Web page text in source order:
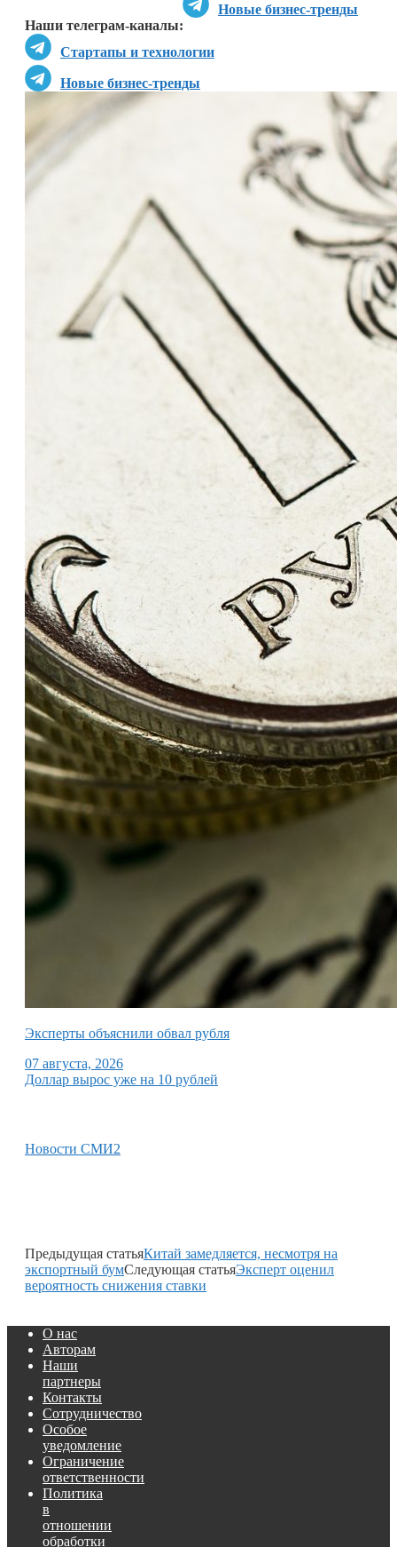
Новые бизнес-тренды
Наши телеграм-каналы:
Стартапы и технологии
Новые бизнес-тренды
Эксперты объяснили обвал рубля
07 августа, 2026
Доллар вырос уже на 10 рублей
Новости СМИ2
Предыдущая статьяКитай замедляется, несмотря на
экспортный бумСледующая статьяЭксперт оценил
вероятность снижения ставки
О нас
Авторам
Наши
партнеры
Контакты
Сотрудничество
Особое
уведомление
Ограничение
ответственности
Политика
в
отношении
обработки